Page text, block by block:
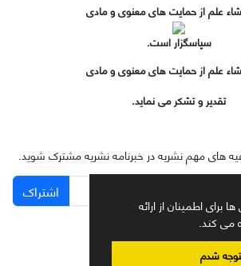
اطمینان از ارائه
می کند.
شدم
علم از حمایت های معنوی و مادی
سپاسگزار است.
علم از حمایت های معنوی و مادی
تقدیر و تشکر می نماید.
های مهم نشریه در خبرنامه نشریه مشترک شوید.
اشتراک